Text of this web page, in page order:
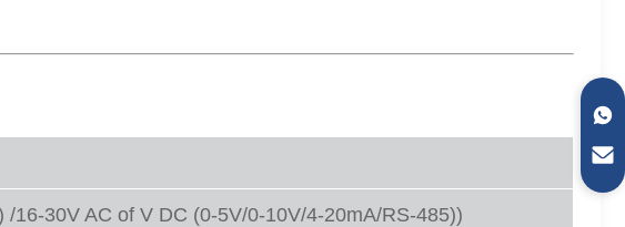
/16-30V AC of V DC (0-5V/0-10V/4-20mA/RS-485))